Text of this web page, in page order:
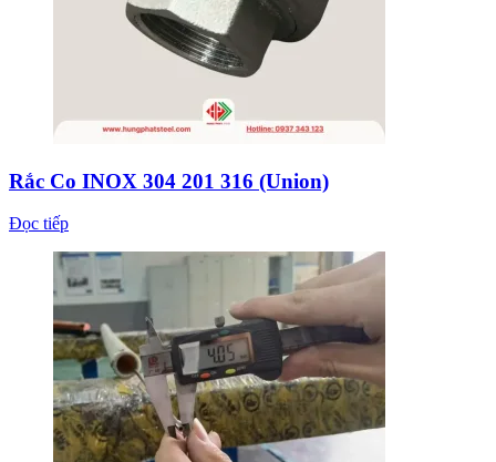
Rắc Co INOX 304 201 316 (Union)
Đọc tiếp